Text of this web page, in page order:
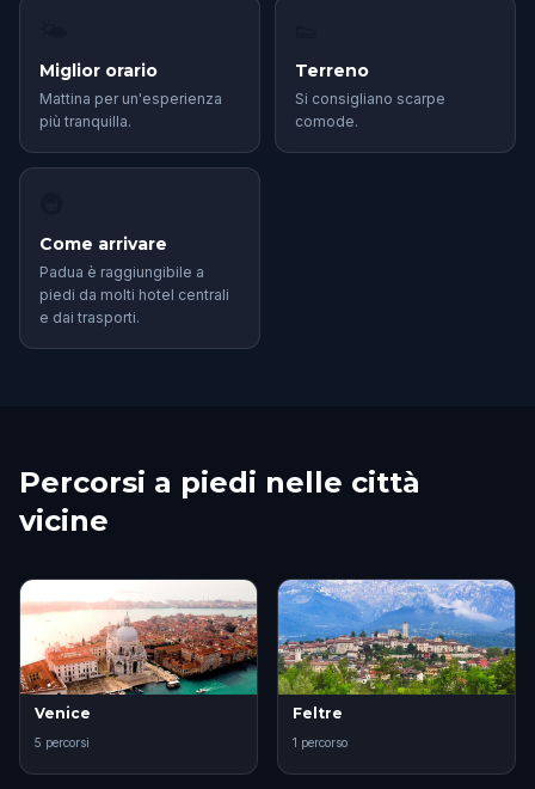
Miglior orario
Mattina per un'esperienza
più tranquilla.
Terreno
Si consigliano scarpe
comode.
Come arrivare
Padua è raggiungibile a
piedi da molti hotel centrali
e dai trasporti.
Percorsi a piedi nelle città
vicine
Venice
5 percorsi
Feltre
1 percorso